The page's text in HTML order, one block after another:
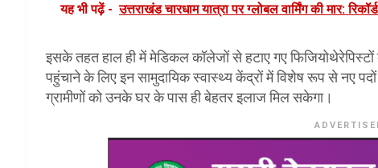
यह भी पढ़ें - उत्तराखंड चारधाम यात्रा पर ग्लोबल वार्मिंग की मार:
इसके तहत हाल ही में मेडिकल कॉलेजों से हटाए गए
पहुंचाने के लिए इन सामुदायिक स्वास्थ्य केंद्रों में विशेष रूप से नए
ग्रामीणों को उनके घर के पास ही बेहतर इलाज मिल सकेगा।